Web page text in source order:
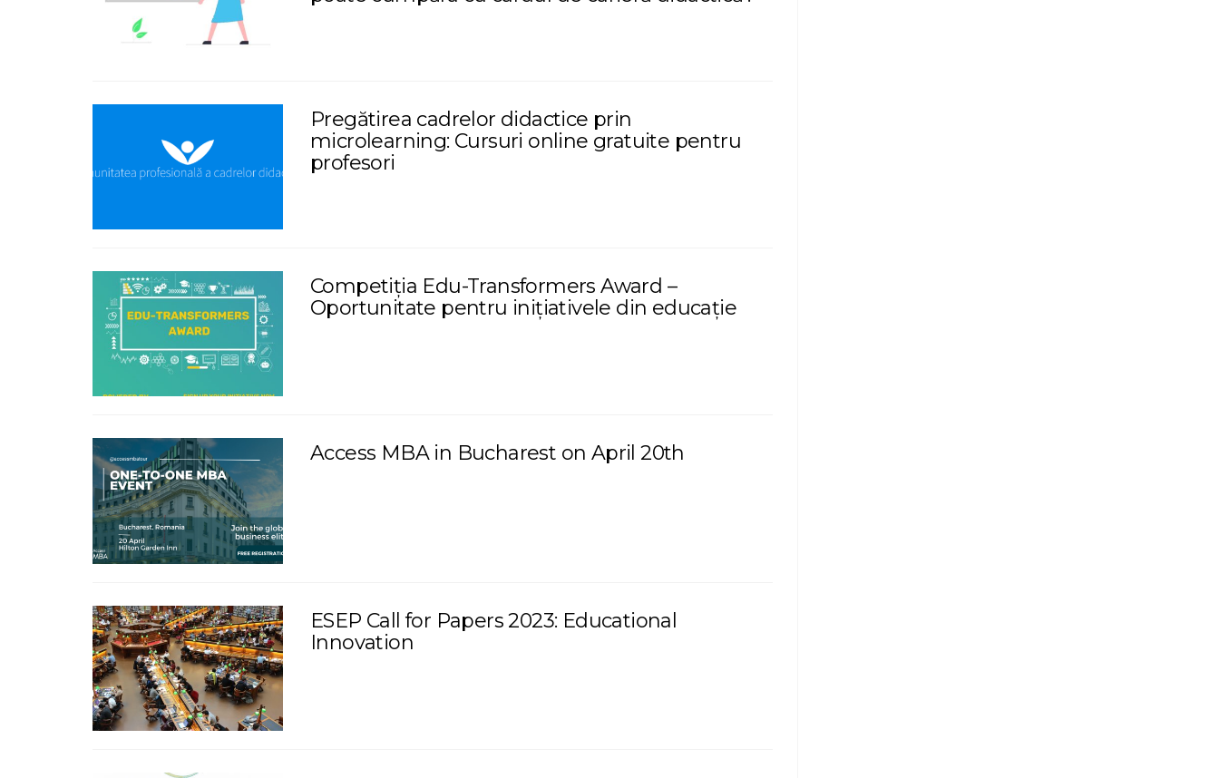
Pregătirea cadrelor didactice prin
microlearning: Cursuri online gratuite pentru
profesori
Competiția Edu-Transformers Award –
Oportunitate pentru inițiativele din educație
Access MBA in Bucharest on April 20th
ESEP Call for Papers 2023: Educational
Innovation